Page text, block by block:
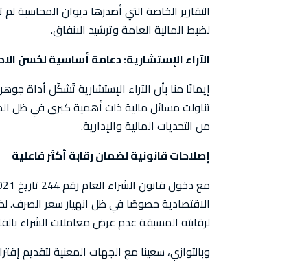
التقارير الخاصة التي أصدرها ديوان
لضبط المالية العامة وترشيد الانفاق.
الآراء الإستشارية: دعامة أساسية لحُسن
إيمانًا منا بأن الآراء الإستشارية تُشكّل أداة
تناولت مسائل مالية ذات أهمية كبرى في ظل
من التحديات المالية والإدارية.
إصلاحات قانونية لضمان رقابة أكثر فاعلية
لرقابته المسبقة عدم عرض معاملات الشراء